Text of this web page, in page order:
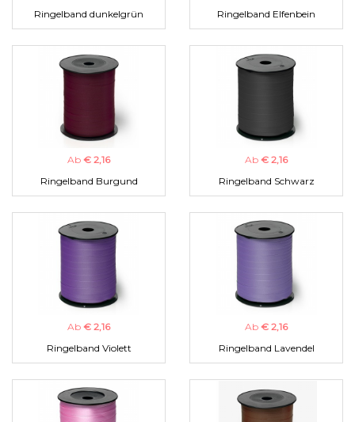
Ringelband dunkelgrün
Ringelband Elfenbein
Ab € 2,16
Ringelband Burgund
Ab € 2,16
Ringelband Schwarz
Ab € 2,16
Ringelband Violett
Ab € 2,16
Ringelband Lavendel